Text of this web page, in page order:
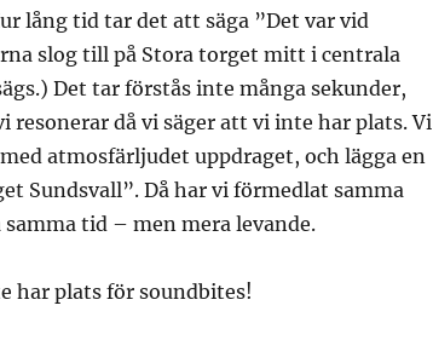
lång tid tar det att säga ”Det var vid
slog till på Stora torget mitt i centrala
Det tar förstås inte många sekunder,
resonerar då vi säger att vi inte har plats. Vi
atmosfärljudet uppdraget, och lägga en
Sundsvall”. Då har vi förmedlat samma
tid – men mera levande.
har plats för soundbites!